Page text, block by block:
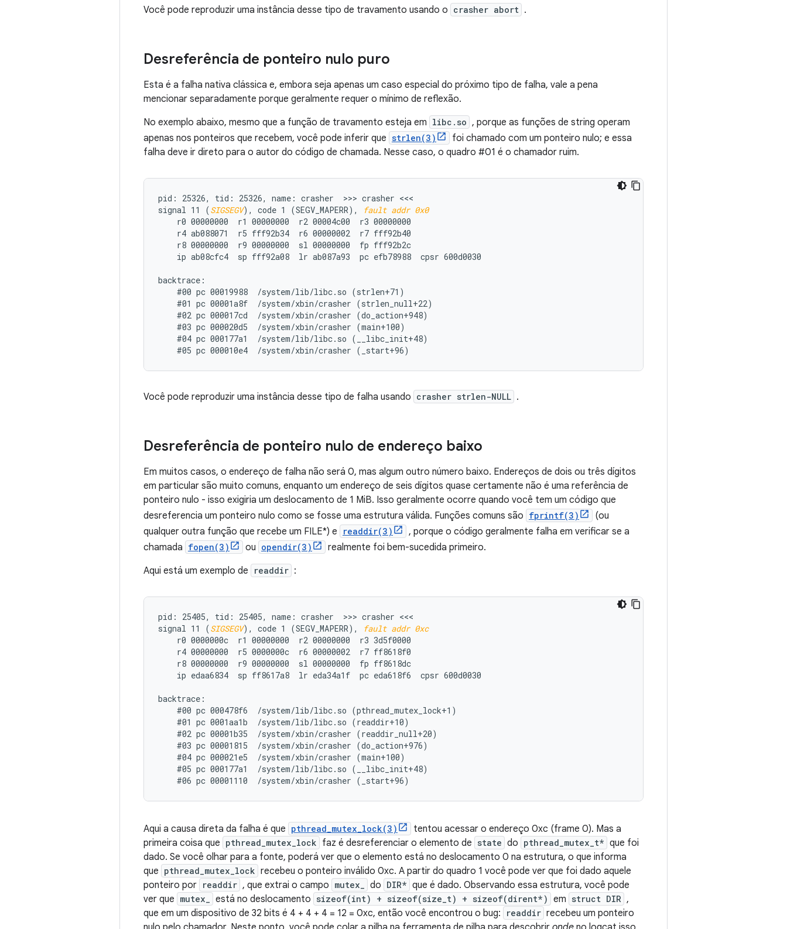
Você pode reproduzir uma instância desse tipo de travamento usando o crasher abort .
Desreferência de ponteiro nulo puro
Esta é a falha nativa clássica e, embora seja apenas um caso especial do próximo tipo de falha, vale a pena
mencionar separadamente porque geralmente requer o mínimo de reflexão.
No exemplo abaixo, mesmo que a função de travamento esteja em libc.so , porque as funções de string operam
apenas nos ponteiros que recebem, você pode inferir que strlen(3)
foi chamado com um ponteiro nulo; e essa
falha deve ir direto para o autor do código de chamada. Nesse caso, o quadro #01 é o chamador ruim.
pid: 25326, tid: 25326, name: crasher  >>> crasher <<<
signal 11 (SIGSEGV), code 1 (SEGV_MAPERR),
fault addr 0x0
    r0 00000000  r1 00000000  r2 00004c00  r3 00000000
    r4 ab088071  r5 fff92b34  r6 00000002  r7 fff92b40
    r8 00000000  r9 00000000  sl 00000000  fp fff92b2c
    ip ab08cfc4  sp fff92a08  lr ab087a93  pc efb78988  cpsr 600d0030
backtrace:
    #00 pc 00019988  /system/lib/libc.so (strlen+71)
    #01 pc 00001a8f  /system/xbin/crasher (strlen_null+22)
    #02 pc 000017cd  /system/xbin/crasher (do_action+948)
    #03 pc 000020d5  /system/xbin/crasher (main+100)
    #04 pc 000177a1  /system/lib/libc.so (__libc_init+48)
Você pode reproduzir uma instância desse tipo de falha usando crasher strlen-NULL .
Desreferência de ponteiro nulo de endereço baixo
Em muitos casos, o endereço de falha não será 0, mas algum outro número baixo. Endereços de dois ou três dígitos
em particular são muito comuns, enquanto um endereço de seis dígitos quase certamente não é uma referência de
ponteiro nulo - isso exigiria um deslocamento de 1 MiB. Isso geralmente ocorre quando você tem um código que
desreferencia um ponteiro nulo como se fosse uma estrutura válida. Funções comuns são fprintf(3)
(ou
qualquer outra função que recebe um FILE*) e
readdir(3)
, porque o código geralmente falha em verificar se a
chamada fopen(3) ou opendir(3)
realmente foi bem-sucedida primeiro.
Aqui está um exemplo de
readdir :
pid: 25405, tid: 25405, name: crasher  >>> crasher <<<
signal 11 (SIGSEGV), code 1 (SEGV_MAPERR),
fault addr 0xc
    r0 0000000c  r1 00000000  r2 00000000  r3 3d5f0000
    r4 00000000  r5 0000000c  r6 00000002  r7 ff8618f0
    r8 00000000  r9 00000000  sl 00000000  fp ff8618dc
    ip edaa6834  sp ff8617a8  lr eda34a1f  pc eda618f6  cpsr 600d0030
backtrace:
    #00 pc 000478f6  /system/lib/libc.so (pthread_mutex_lock+1)
    #01 pc 0001aa1b  /system/lib/libc.so (readdir+10)
    #02 pc 00001b35  /system/xbin/crasher (readdir_null+20)
    #03 pc 00001815  /system/xbin/crasher (do_action+976)
    #04 pc 000021e5  /system/xbin/crasher (main+100)
    #05 pc 000177a1  /system/lib/libc.so (__libc_init+48)
Aqui a causa direta da falha é que pthread_mutex_lock(3)
tentou acessar o endereço 0xc (frame 0). Mas a
primeira coisa que pthread_mutex_lock faz é desreferenciar o elemento de state do pthread_mutex_t* que foi
dado. Se você olhar para a fonte, poderá ver que o elemento está no deslocamento 0 na estrutura, o que informa
que pthread_mutex_lock recebeu o ponteiro inválido 0xc. A partir do quadro 1 você pode ver que foi dado aquele
ponteiro por readdir , que extrai o campo mutex_ do DIR* que é dado. Observando essa estrutura, você pode
ver que mutex_ está no deslocamento sizeof(int) + sizeof(size_t) + sizeof(dirent*) em struct DIR ,
que em um dispositivo de 32 bits é 4 + 4 + 4 = 12 = 0xc, então você encontrou o bug:
readdir recebeu um ponteiro